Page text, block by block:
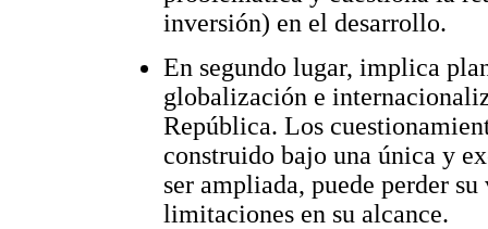
inversión) en el desarrollo.
En segundo lugar, implica
globalización e
República. Los
construido bajo una única y
ser ampliada, puede perder
limitaciones en su alcance.